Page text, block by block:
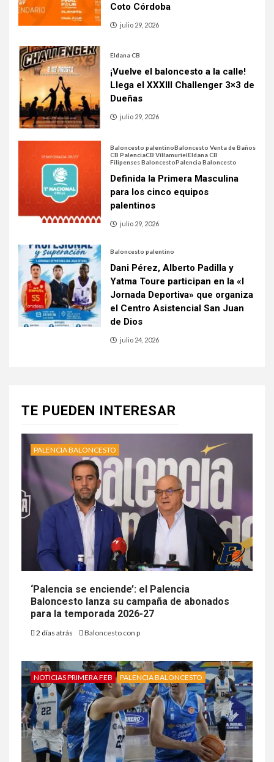
Coto Córdoba
julio 29, 2026
Eldana CB
¡Vuelve el baloncesto a la calle!
Llega el XXXIII Challenger 3×3 de
Dueñas
julio 29, 2026
Baloncesto palentinoBaloncesto Venta de Baños
CB PalenciaCB VillamurielEldana CB
Filipenses BaloncestoPalencia Baloncesto
Definida la Primera Masculina
para los cinco equipos
palentinos
julio 29, 2026
Baloncesto palentino
Dani Pérez, Alberto Padilla y
Yatma Toure participan en la «I
Jornada Deportiva» que organiza
el Centro Asistencial San Juan
de Dios
julio 24, 2026
TE PUEDEN INTERESAR
PALENCIA BALONCESTO
‘Palencia se enciende’: el Palencia
Baloncesto lanza su campaña de abonados
para la temporada 2026-27
2 días atrás Baloncesto con p
NOTICIAS PRIMERA FEB PALENCIA BALONCESTO